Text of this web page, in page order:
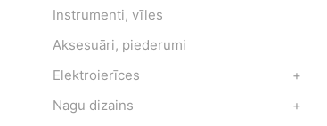
Instrumenti, vīles
Aksesuāri, piederumi
Elektroierīces
+
Nagu dizains
+